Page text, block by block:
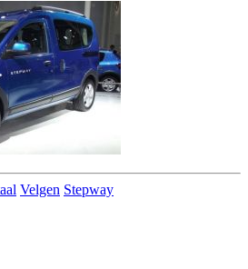
Velgen Stepway